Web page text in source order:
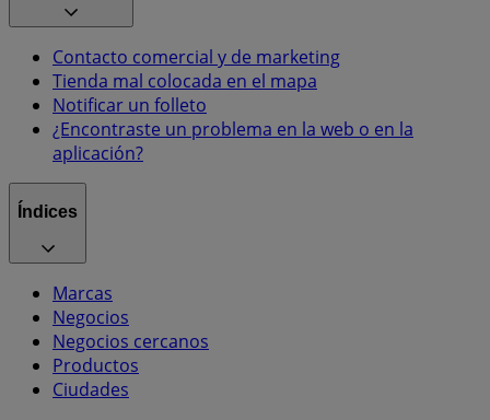
Contacto comercial y de marketing
Tienda mal colocada en el mapa
Notificar un folleto
¿Encontraste un problema en la web o en la
aplicación?
Índices
Marcas
Negocios
Negocios cercanos
Productos
Ciudades